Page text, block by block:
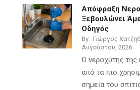
Απόφραξη
Ξεβουλώνει
Οδηγός
By: Γιώργος
Αυγούστου, 2026
Ο νεροχύτης της
από τα πιο
σημεία του